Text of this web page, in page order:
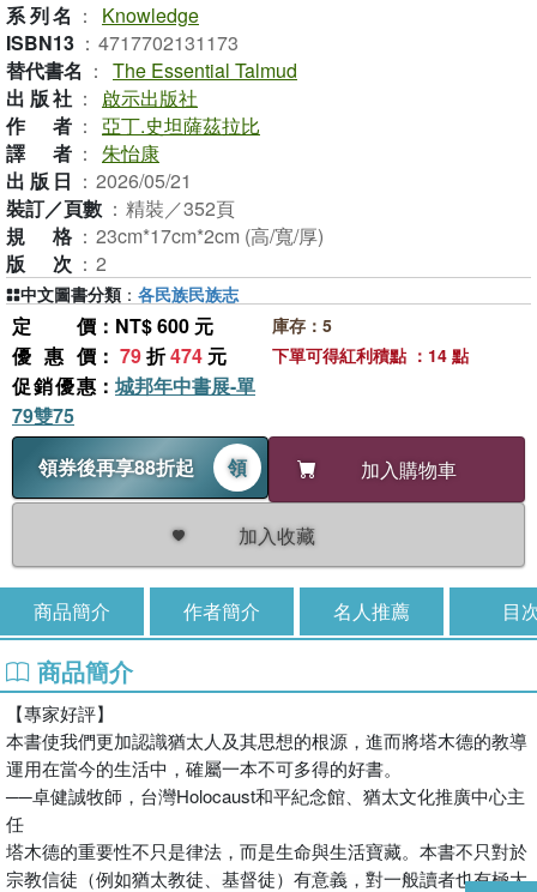
系列名 ：
Knowledge
ISBN13 ： 4717702131173
替代書名 ： The Essential Talmud
出版社 ：
啟示出版社
作者 ： 亞丁.史坦薩茲拉比
譯者 ： 朱怡康
出版日 ： 2026/05/21
裝訂／頁數 ： 精裝／352頁
規格 ： 23cm*17cm*2cm (高/寬/厚)
版次 ： 2
定價 ：NT$ 600 元
優惠價 ： 79折474 元
促銷優惠 ： 城邦年中書展-單
79雙75
領券後再享88折起
領 加入購物車
加入收藏
庫存：5
下單可得紅利積點 ：14 點
中文圖書分類 ： 各民族民族志
商品簡介 作者簡介 名人推薦 目
商品簡介
【專家好評】
本書使我們更加認識猶太人及其思想的根源，進而將塔木德的教導
運用在當今的生活中，確屬一本不可多得的好書。
──卓健誠牧師，台灣Holocaust和平紀念館、猶太文化推廣中心主
任
塔木德的重要性不只是律法，而是生命與生活寶藏。本書不只對於
宗教信徒（例如猶太教徒、基督徒）有意義，對一般讀者也有極大